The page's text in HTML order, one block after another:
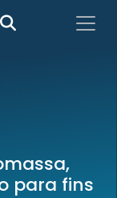
para fins